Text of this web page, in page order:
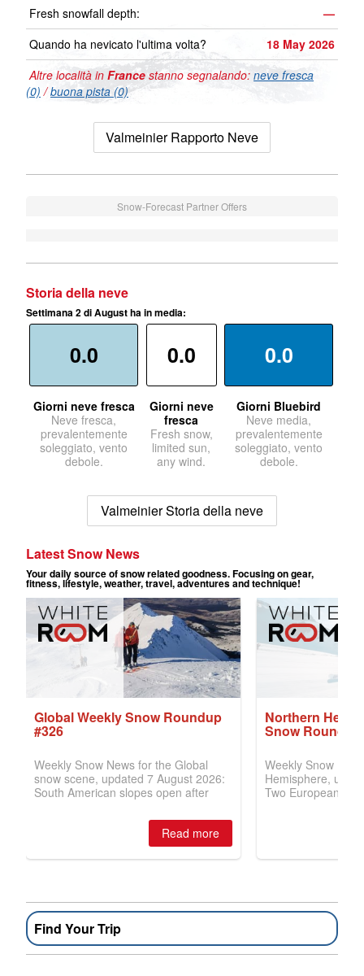
Fresh snowfall depth:
—
Quando ha nevicato l'ultima volta?
18 May 2026
Altre località in France stanno segnalando: neve fresca
(0) /buona pista (0)
Valmeinier Rapporto Neve
Snow-Forecast Partner Offers
Storia della neve
Settimana 2 di August ha in media:
0.0
Giorni neve fresca
Neve fresca,
prevalentemente
soleggiato, vento
debole.
0.0
Giorni neve
fresca
Fresh snow,
limited sun,
any wind.
0.0
Giorni Bluebird
Neve media,
prevalentemente
soleggiato, vento
debole.
Valmeinier Storia della neve
Find Your Trip